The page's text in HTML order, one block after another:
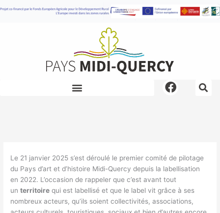
F
a
o
k
Le 21 janvier 2025 s’est déroulé le premier comité de pilotage
du Pays d’art et d’histoire Midi-Quercy depuis la labellisation
en 2022. L’occasion de rappeler que c’est avant tout
unterritoire qui est labellisé et que le label vit grâce à ses
nombreux acteurs, qu’ils soient collectivités, associations,